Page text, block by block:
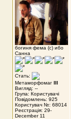
богиня фема (с) ибо
Санна
Стать:
Метаморфомаг III
Вигляд: --
Група: Користувачі
Повідомлень: 925
Користувач №: 68014
Реєстрація: 29-
December 11